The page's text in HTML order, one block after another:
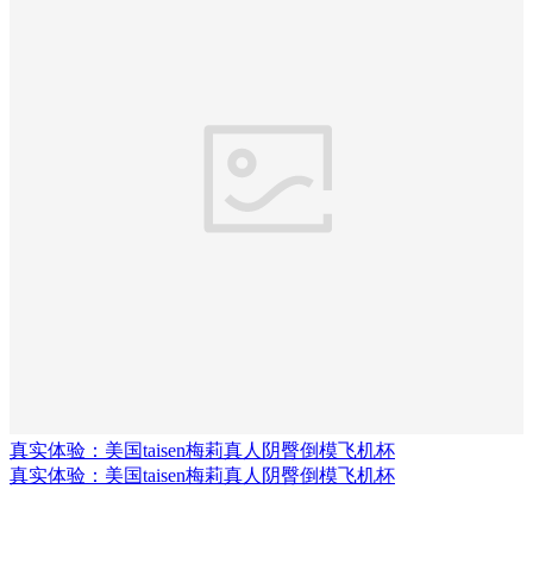
真实体验：美国taisen梅莉真人阴臀倒模飞机杯
真实体验：美国taisen梅莉真人阴臀倒模飞机杯